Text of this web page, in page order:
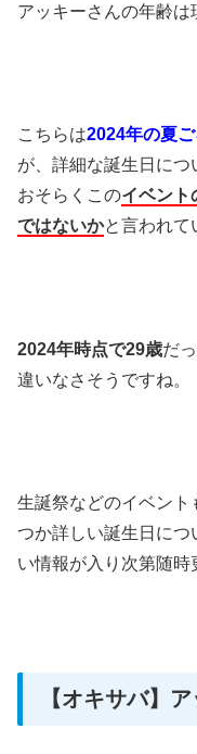
アッキーさんの年齢は
こちらは2024年の夏
が、詳細な誕生日に
おそらくこのイベント
ではないかと言われて
2024年時点で29歳だ
違いなさそうですね。
生誕祭などのイベン
つか詳しい誕生日につ
い情報が入り次第随時
【オキサバ】